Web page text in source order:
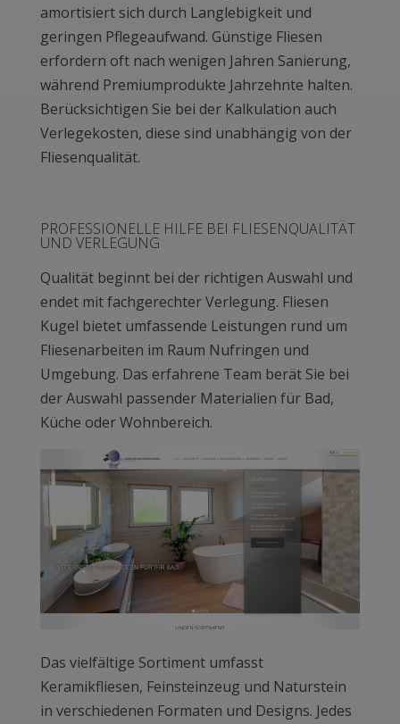
amortisiert sich durch Langlebigkeit und
geringen Pflegeaufwand. Günstige Fliesen
erfordern oft nach wenigen Jahren Sanierung,
während Premiumprodukte Jahrzehnte halten.
Berücksichtigen Sie bei der Kalkulation auch
Verlegekosten, diese sind unabhängig von der
Fliesenqualität.
PROFESSIONELLE HILFE BEI FLIESENQUALITÄT
UND VERLEGUNG
Qualität beginnt bei der richtigen Auswahl und
endet mit fachgerechter Verlegung. Fliesen
Kugel bietet umfassende Leistungen rund um
Fliesenarbeiten im Raum Nufringen und
Umgebung. Das erfahrene Team berät Sie bei
der Auswahl passender Materialien für Bad,
Küche oder Wohnbereich.
Das vielfältige Sortiment umfasst
Keramikfliesen, Feinsteinzeug und Naturstein
in verschiedenen Formaten und Designs. Jedes